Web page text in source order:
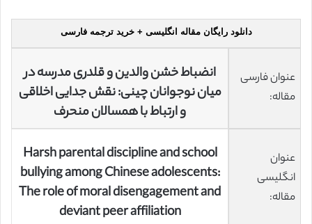
دانلود رایگان مقاله انگلیسی + خرید ترجمه فارسی
عنوان فارسی
مقاله:
انضباط خشن والدین و قلدری مدرسه در
میان نوجوانان چینی: نقش جدایی اخلاقی
و ارتباط با همسالان منحرف
عنوان
انگلیسی
مقاله:
Harsh parental discipline and school
bullying among Chinese adolescents:
The role of moral disengagement and
deviant peer affiliation